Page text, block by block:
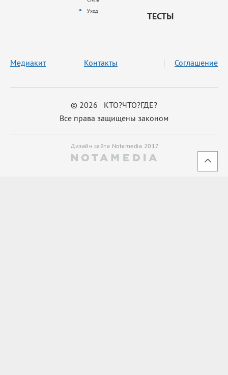
Уход
ТЕСТЫ
© 2026 КТО?ЧТО?ГДЕ?
Все права защищены законом
Медиакит Контакты Соглашение
Дизайн сайта Notamedia 2017